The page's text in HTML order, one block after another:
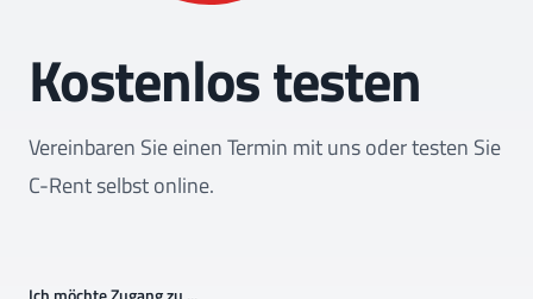
Kostenlos testen
Vereinbaren Sie einen Termin mit uns oder testen Sie
C-Rent selbst online.